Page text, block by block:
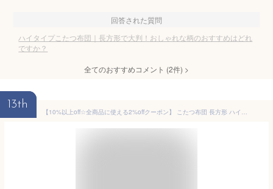
回答された質問
ハイタイプこたつ布団｜長方形で大判！おしゃれな柄のおすすめはどれ
ですか？
全てのおすすめコメント (2件) >
13th
【10%以上off☆全商品に使える2%offクーポン】 こたつ布団 長方形 ハイタイプ用 幅135cm用 ハイタイプ 収納付き 布団 収納ポケット付き ダイニングこたつ用 ふとん 暖卓用 こたつ用 高脚用 アルミシート入り 天板固定用穴 天板固定穴付き